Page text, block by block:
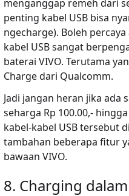
menganggap remeh dari
penting kabel USB bisa
ngecharge). Boleh
kabel USB sangat
baterai VIVO. Terutama
Charge dari Qualcomm.
Jadi jangan heran jika ada
seharga Rp 100.00,-
kabel-kabel USB tersebut
tambahan beberapa fitur
bawaan VIVO.
8. Charging